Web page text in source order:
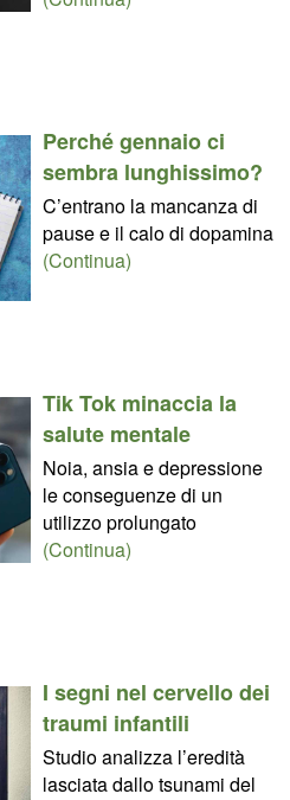
Perché gennaio ci
sembra lunghissimo?
C’entrano la mancanza di
pause e il calo di dopamina
(Continua)
Tik Tok minaccia la
salute mentale
Noia, ansia e depressione
le conseguenze di un
utilizzo prolungato
(Continua)
I segni nel cervello dei
traumi infantili
Studio analizza l’eredità
lasciata dallo tsunami del